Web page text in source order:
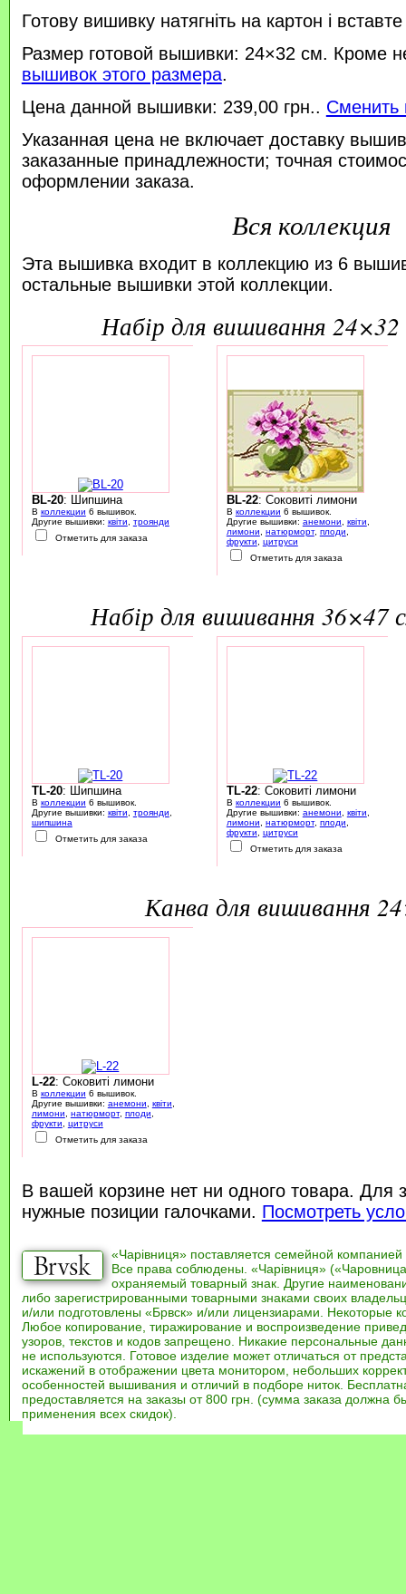
Готову вишивку натягніть на картон і
Размер готовой вышивки: 24×32 см. Кроме
вышивок этого размера.
Цена данной вышивки: 239,00 грн.. Сменить
Указанная цена не включает доставку
заказанные принадлежности; точная
оформлении заказа.
Вся коллекция
Эта вышивка входит в коллекцию из 6
остальные вышивки этой коллекции.
набір для вишивання 24×32
BL-20: Шипшина
В коллекции 6 вышивок.
Другие вышивки: квіти, троянди
Отметить для заказа
BL-22: Соковиті лимони
В коллекции 6 вышивок.
Другие вышивки: анемони, квіти,
лимони, натюрморт, плоди,
фрукти, цитруси
Отметить для заказа
набір для вишивання
TL-20: Шипшина
В коллекции 6 вышивок.
Другие вышивки: квіти троянди
шипшина
Отметить для заказа
TL-22: Соковиті лимони
В коллекции 6 вышивок.
Другие вышивки: анемони квіти
лимони
натюрморт, плоди
фрукти
цитруси
Отметить для заказа
канва для вишивання
L-22: Соковиті лимони
В коллекции 6 вышивок.
Другие вышивки: анемони квіти
лимони
натюрморт, плоди
фрукти
цитруси
Отметить для заказа
В вашей корзине нет ни одного товара. Для
нужные позиции галочками. Посмотреть
«Чарівниця» поставляется семейной компанией
Все права соблюдены. «Чарівниця»
охраняемый товарный знак. Другие
либо зарегистрированными товарными знаками своих
и/или подготовлены «Брвск» и/или лицензиарами. Некоторые
Любое копирование, тиражирование и воспроизведение
узоров, текстов и кодов запрещено. Никакие персональные
не используются. Готовое изделие может отличаться от
искажений в отображении цвета монитором, небольших
особенностей вышивания и отличий в подборе ниток.
предоставляется на заказы от 800 грн. (сумма заказа должна
применения всех скидок).